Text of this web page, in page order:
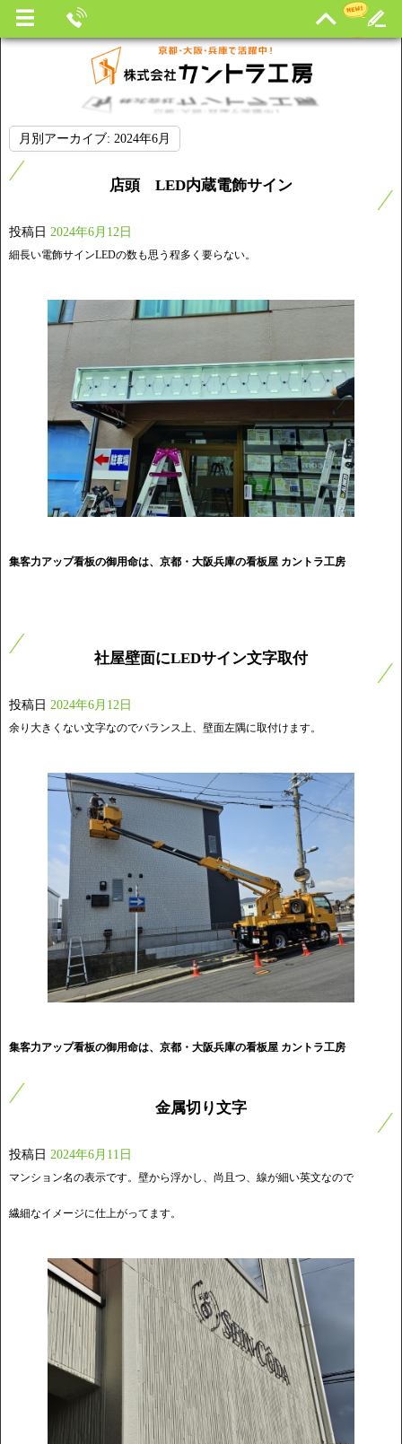
月別アーカイブ: 2024年6月
店頭 LED内蔵電飾サイン
投稿日 2024年6月12日
細長い電飾サインLEDの数も思う程多く要らない。
集客力アップ看板の御用命は、京都・大阪兵庫の看板屋 カントラ工房
社屋壁面にLEDサイン文字取付
投稿日 2024年6月12日
余り大きくない文字なのでバランス上、壁面左隅に取付けます。
集客力アップ看板の御用命は、京都・大阪兵庫の看板屋 カントラ工房
金属切り文字
投稿日 2024年6月11日
マンション名の表示です。壁から浮かし、尚且つ、線が細い英文なので
繊細なイメージに仕上がってます。